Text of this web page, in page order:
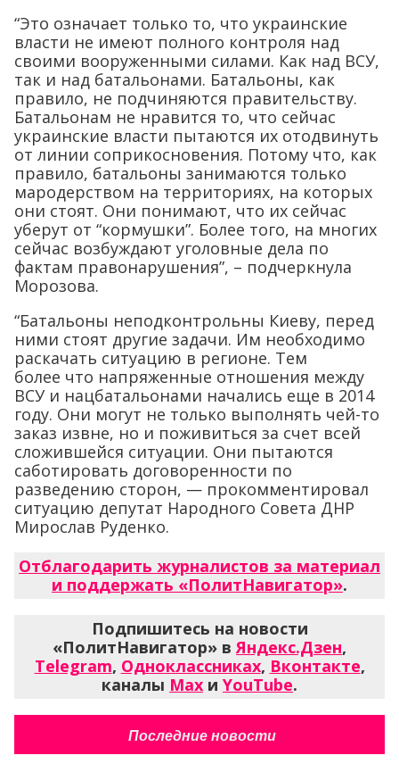
“Это означает только то, что украинские
власти не имеют полного контроля над
своими вооруженными силами. Как над ВСУ,
так и над батальонами. Батальоны, как
правило, не подчиняются правительству.
Батальонам не нравится то, что сейчас
украинские власти пытаются их отодвинуть
от линии соприкосновения. Потому что, как
правило, батальоны занимаются только
мародерством на территориях, на которых
они стоят. Они понимают, что их сейчас
уберут от “кормушки”. Более того, на многих
сейчас возбуждают уголовные дела по
фактам правонарушения”, – подчеркнула
Морозова.
“Батальоны неподконтрольны Киеву, перед
ними стоят другие задачи. Им необходимо
раскачать ситуацию в регионе. Тем
более что напряженные отношения между
ВСУ и нацбатальонами начались еще в 2014
году. Они могут не только выполнять чей-то
заказ извне, но и поживиться за счет всей
сложившейся ситуации. Они пытаются
саботировать договоренности по
разведению сторон, — прокомментировал
ситуацию депутат Народного Совета ДНР
Мирослав Руденко.
Отблагодарить журналистов за материал
и поддержать «ПолитНавигатор».
Подпишитесь на новости
«ПолитНавигатор» вЯндекс.Дзен,
Telegram, Одноклассниках, Вконтакте,
каналы Max и YouTube.
Последние новости